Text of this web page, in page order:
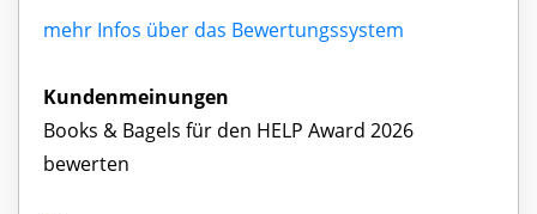
mehr Infos über das Bewertungssystem
Kundenmeinungen
Books & Bagels für den HELP Award 2026
bewerten